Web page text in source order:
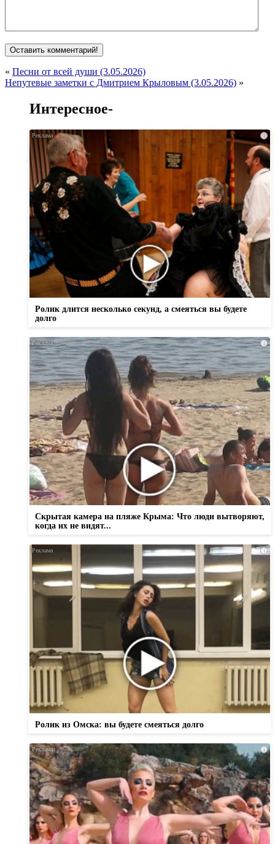
« Песни от всей души (3.05.2026)
Непутевые заметки с Дмитрием Крыловым (3.05.2026) »
Интересное-
i
Ролик длится несколько секунд, а смеяться вы будете
долго
i
Скрытая камера на пляже Крыма: Что люди вытворяют,
когда их не видят...
i
Ролик из Омска: вы будете смеяться долго
i